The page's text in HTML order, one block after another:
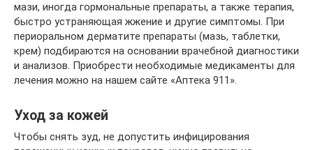
мази, иногда гормональные препараты, а также терапия,
быстро устраняющая жжение и другие симптомы. При
периоральном дерматите препараты (мазь, таблетки,
крем) подбираются на основании врачебной диагностики
и анализов. Приобрести необходимые медикаменты для
лечения можно на нашем сайте «Аптека 911».
Уход за кожей
Чтобы снять зуд, не допустить инфицирования